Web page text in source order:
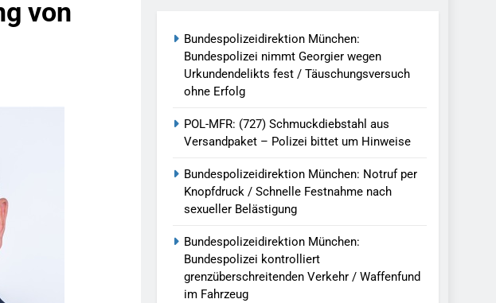
Grenzüberschreitenden Verkehr / Waffenfund Im
Als Die Reise Nach Ungarn Beendet / Bundespolizei Nimmt
Am Bahnhof Bamberg Aufgefunden – Tierheim Übernimmt
45.000 Euro Sozialleistungen Ermittlungen Der Finanzkontrolle
Betrugs
Mitglied Einer Kriminellen Vereinigung Geht Ins Netz –
Der Bundespolizei In Saarbrücken
von
Bundespolizeidirektion München:
Bundespolizei nimmt Georgier wegen
Urkundendelikts fest / Täuschungsversuch
ohne Erfolg
POL-MFR: (727) Schmuckdiebstahl aus
Versandpaket – Polizei bittet um Hinweise
Bundespolizeidirektion München: Notruf per
Knopfdruck / Schnelle Festnahme nach
sexueller Belästigung
Bundespolizeidirektion München:
Bundespolizei kontrolliert
grenzüberschreitenden Verkehr / Waffenfund
im Fahrzeug